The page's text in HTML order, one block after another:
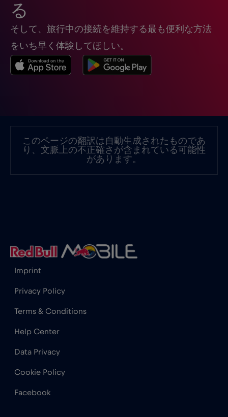
る
そして、旅行中の接続を維持する最も便利な方法
をいち早く体験してほしい。
このページの翻訳は自動生成されたものであ
り、文脈上の不正確さが含まれている可能性
があります。
Imprint
Privacy Policy
Terms & Conditions
Help Center
Data Privacy
Cookie Policy
Facebook